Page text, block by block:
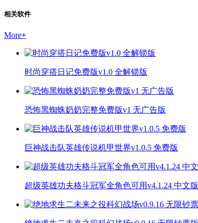
相关软件
More+
时尚穿搭日记免费版v1.0 全解锁版
恐怖黑蜘蛛奶奶完整免费版v1 无广告版
巨神战击队英雄传说机甲世界v1.0.5 免费版
超级英雄功夫格斗冠军全角色可用v4.1.24 中文版